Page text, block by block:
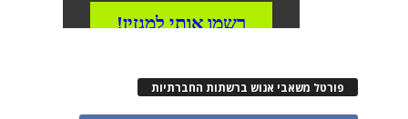
פורטל משאבי אנוש ברשתות החברתיות